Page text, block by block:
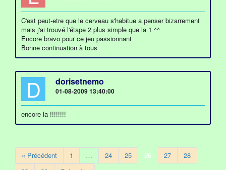
C'est peut-etre que le cerveau s'habitue a penser bizarrement
mais j'ai trouvé l'étape 2 plus simple que la 1 ^^
Encore bravo pour ce jeu passionnant
Bonne continuation à tous
D dorisetnemo
01-08-2009 13:40:00
encore la !!!!!!!!
« Précédent 1 … 24 25 26 27
28